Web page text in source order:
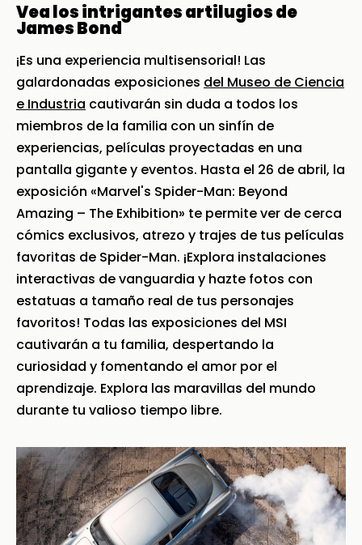
Vea los intrigantes artilugios de
James Bond
¡Es una experiencia multisensorial! Las
galardonadas exposiciones del Museo de Ciencia
e Industria cautivarán sin duda a todos los
miembros de la familia con un sinfín de
experiencias, películas proyectadas en una
pantalla gigante y eventos. Hasta el 26 de abril, la
exposición «Marvel's Spider-Man: Beyond
Amazing – The Exhibition» te permite ver de cerca
cómics exclusivos, atrezo y trajes de tus películas
favoritas de Spider-Man. ¡Explora instalaciones
interactivas de vanguardia y hazte fotos con
estatuas a tamaño real de tus personajes
favoritos! Todas las exposiciones del MSI
cautivarán a tu familia, despertando la
curiosidad y fomentando el amor por el
aprendizaje. Explora las maravillas del mundo
durante tu valioso tiempo libre.